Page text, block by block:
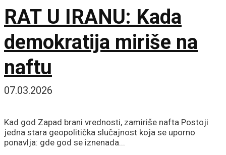
RAT U IRANU: Kada
demokratija miriše na
naftu
07.03.2026
Kad god Zapad brani vrednosti, zamiriše nafta Postoji
jedna stara geopolitička slučajnost koja se uporno
ponavlja: gde god se iznenada...